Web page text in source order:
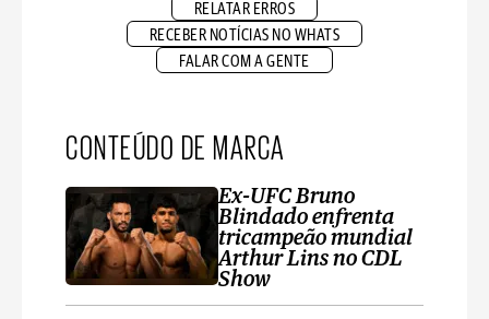
RELATAR ERROS
RECEBER NOTÍCIAS NO WHATS
FALAR COM A GENTE
CONTEÚDO DE MARCA
Ex-UFC Bruno
Blindado enfrenta
tricampeão mundial
Arthur Lins no CDL
Show